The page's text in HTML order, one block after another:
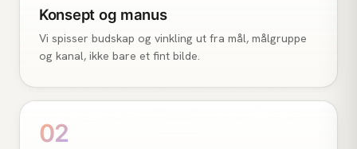
Konsept og manus
Vi spisser budskap og vinkling ut fra mål, målgruppe
og kanal, ikke bare et fint bilde.
02